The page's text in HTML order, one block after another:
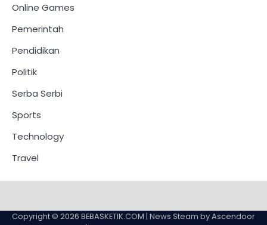
Online Games
Pemerintah
Pendidikan
Politik
Serba Serbi
Sports
Technology
Travel
Copyright © 2026 BEBASKETIK.COM | News Steam byAscendoor